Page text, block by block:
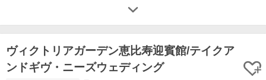
ヴィクトリアガーデン恵比寿迎賓館/テイクア
ンドギヴ・ニーズウェディング